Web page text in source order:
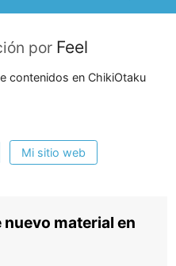
por Feel
contenidos en ChikiOtaku
Mi sitio web
nuevo material en